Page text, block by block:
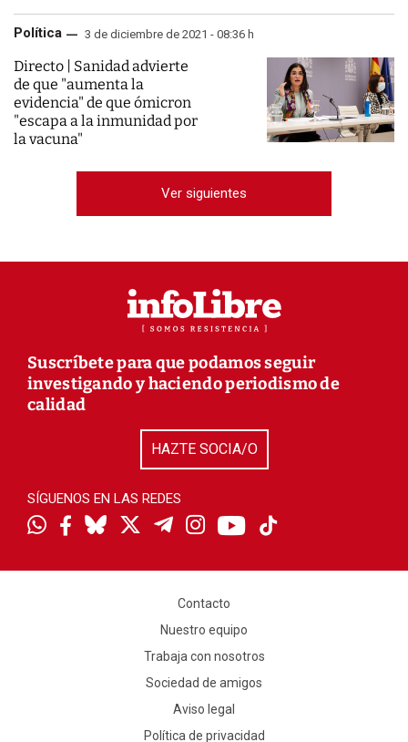
Política 3 de diciembre de 2021 - 08:36 h
Directo | Sanidad advierte
de que "aumenta la
evidencia" de que ómicron
"escapa a la inmunidad por
la vacuna"
Ver siguientes
Suscríbete para que podamos seguir
investigando y haciendo periodismo de
calidad
HAZTE SOCIA/O
SÍGUENOS EN LAS REDES
Contacto
Nuestro equipo
Trabaja con nosotros
Sociedad de amigos
Aviso legal
Política de privacidad